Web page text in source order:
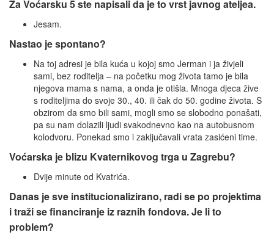
Za Voćarsku 5 ste napisali da je to vrst javnog ateljea.
Jesam.
Nastao je spontano?
Na toj adresi je bila kuća u kojoj smo Jerman i ja živjeli
sami, bez roditelja – na početku mog života tamo je bila
njegova mama s nama, a onda je otišla. Mnoga djeca žive
s roditeljima do svoje 30., 40. ili čak do 50. godine života. S
obzirom da smo bili sami, mogli smo se slobodno ponašati,
pa su nam dolazili ljudi svakodnevno kao na autobusnom
kolodvoru. Ponekad smo i zaključavali vrata zasićeni time.
Voćarska je blizu Kvaternikovog trga u Zagrebu?
Dvije minute od Kvatrića.
Danas je sve institucionalizirano, radi se po projektima
i traži se financiranje iz raznih fondova. Je li to
problem?